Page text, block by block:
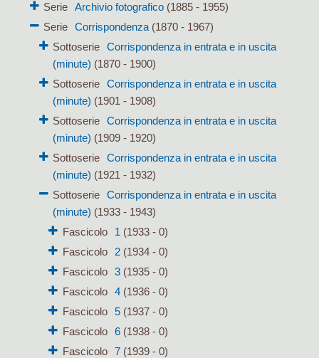
Serie Archivio fotografico(1885 - 1955)
Serie Corrispondenza(1870 - 1967)
Sottoserie
Corrispondenza in entrata e in uscita
(minute) (1870 - 1900)
Sottoserie
Corrispondenza in entrata e in uscita
(minute) (1901 - 1908)
Sottoserie
Corrispondenza in entrata e in uscita
(minute) (1909 - 1920)
Sottoserie
Corrispondenza in entrata e in uscita
(minute) (1921 - 1932)
Sottoserie
Corrispondenza in entrata e in uscita
(minute) (1933 - 1943)
Fascicolo
1 (1933 - 0)
Fascicolo
2(1934 - 0)
Fascicolo
3(1935 - 0)
Fascicolo
4(1936 - 0)
Fascicolo
5(1937 - 0)
Fascicolo
6(1938 - 0)
Fascicolo
7(1939 - 0)